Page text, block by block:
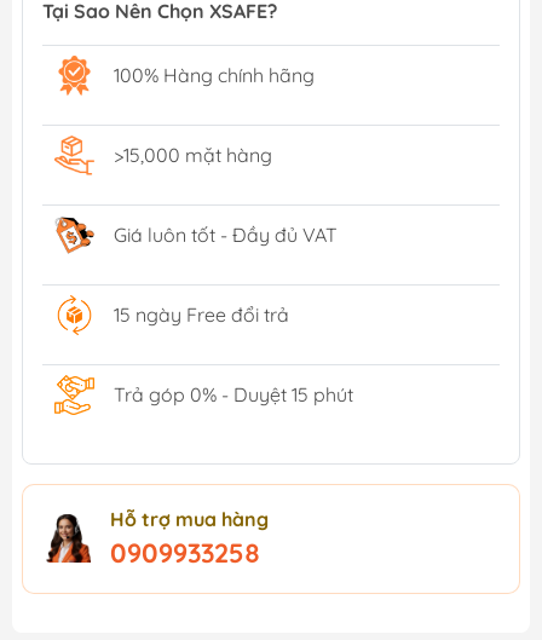
Tại Sao Nên Chọn XSAFE?
100% Hàng chính hãng
>15,000 mặt hàng
Giá luôn tốt - Đầy đủ VAT
15 ngày Free đổi trả
Trả góp 0% - Duyệt 15 phút
Hỗ trợ mua hàng
0909933258